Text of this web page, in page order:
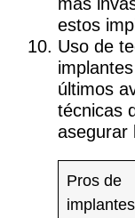
estos
Uso de
últimos
técnicas
asegurar
Pros de